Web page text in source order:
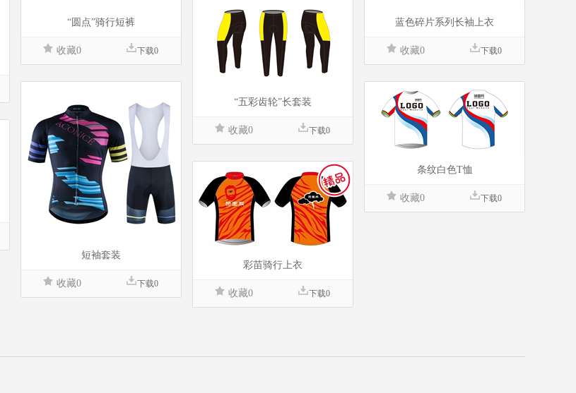
“圆点”骑行短裤
收藏0 下载0
“五彩齿轮”长套装
收藏0 下载0
蓝色碎片系列长袖上衣
收藏0 下载0
短袖套装
收藏0 下载0
条纹白色T恤
收藏0 下载0
彩苗骑行上衣
收藏0 下载0